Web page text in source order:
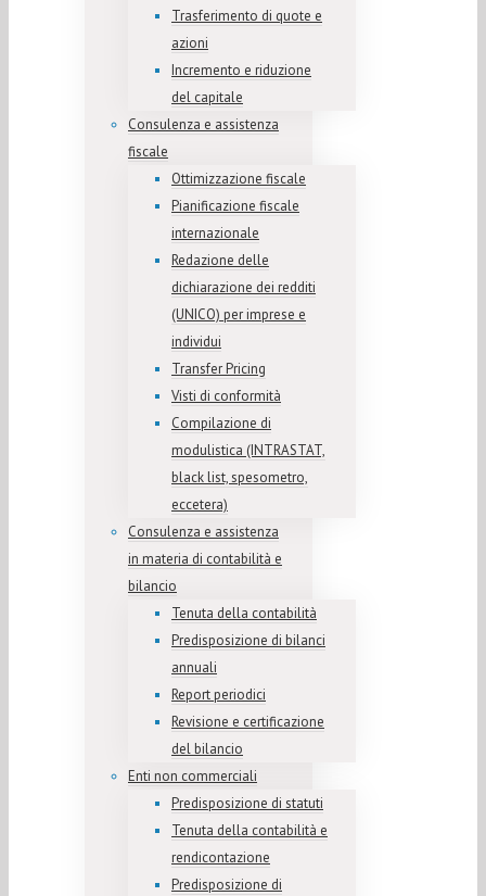
Trasferimento di quote e
azioni
Incremento e riduzione
del capitale
Consulenza e assistenza
fiscale
Ottimizzazione fiscale
Pianificazione fiscale
internazionale
Redazione delle
dichiarazione dei redditi
(UNICO) per imprese e
individui
Transfer Pricing
Visti di conformità
Compilazione di
modulistica (INTRASTAT,
black list, spesometro,
eccetera)
Consulenza e assistenza
in materia di contabilità e
bilancio
Tenuta della contabilità
Predisposizione di bilanci
annuali
Report periodici
Revisione e certificazione
del bilancio
Enti non commerciali
Predisposizione di statuti
Tenuta della contabilità e
rendicontazione
Predisposizione di